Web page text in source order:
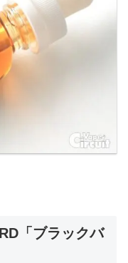
「ブラックバ